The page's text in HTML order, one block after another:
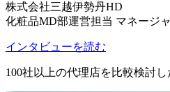
株式会社三越伊勢丹HD
化粧品MD部運営担当 マネージ
インタビューを読む
100社以上の代理店を比較検討